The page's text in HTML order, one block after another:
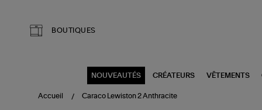
BOUTIQUES
NOUVEAUTÉS CRÉATEURS VÊTEMENTS
Accueil Caraco Lewiston 2 Anthracite